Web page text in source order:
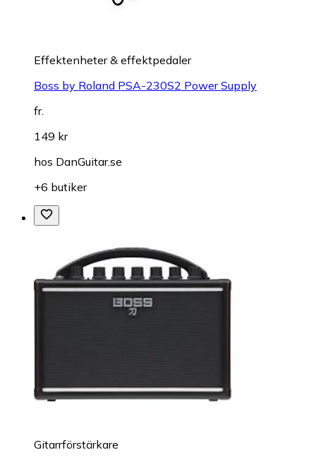
Effektenheter & effektpedaler
Boss by Roland PSA-230S2 Power Supply
fr.
149 kr
hos DanGuitar.se
+6 butiker
Gitarrförstärkare